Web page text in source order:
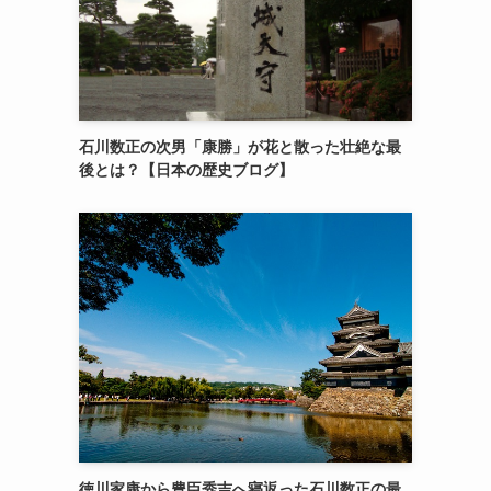
石川数正の次男「康勝」が花と散った壮絶な最
後とは？【日本の歴史ブログ】